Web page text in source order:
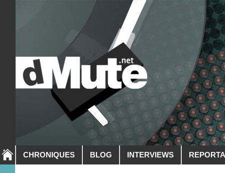
CHRONIQUES BLOG INTERVIEWS